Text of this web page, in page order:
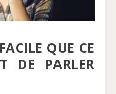
QUE CE
DE PARLER